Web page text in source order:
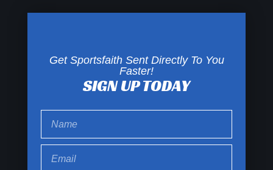
Get Sportsfaith Sent Directly To You
Faster!
SIGN UP TODAY